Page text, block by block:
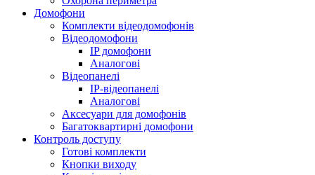
Домофони
Комплекти відеодомофонів
Відеодомофони
IP домофони
Аналогові
Відеопанелі
IP-відеопанелі
Аналогові
Аксесуари для домофонів
Багатоквартирні домофони
Контроль доступу
Готові комплекти
Кнопки виходу